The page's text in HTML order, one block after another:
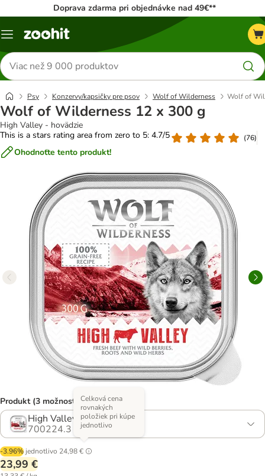
Doprava zdarma pri objednávke nad 49€**
Kategórie
Hľadať
produkty
Psy Konzervy/kapsičky pre psov Wolf of Wilderness Wolf of
Wolf of Wilderness 12 x 300 g
High Valley - hovädzie
This is a stars rating area from zero to 5: 4.7/5
(76)
Ohodnoťte tento produkt!
Produkt (3 možností)
High Valley - hovädzie
700224.3
-3.96% jednotlivo 24,98 €
Celková cena
rovnakých
položiek pri kúpe
jednotlivo
23,99 €